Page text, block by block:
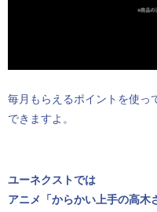
毎月もらえるポイントを使っ
できますよ。
ユーネクストでは
アニメ「からかい上手の高木